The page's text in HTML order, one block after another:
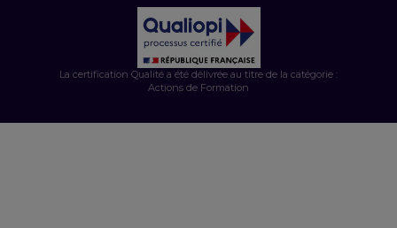
La certification Qualité a été délivrée au titre de la catégorie :
Actions de Formation